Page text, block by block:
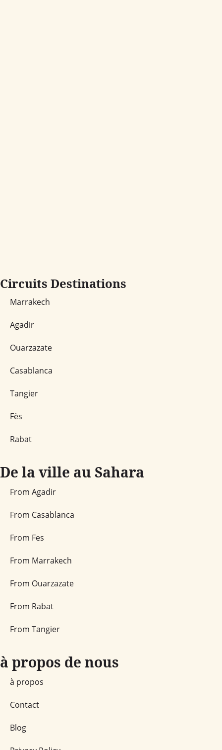
Circuits Destinations
Marrakech
Agadir
Ouarzazate
Casablanca
Tangier
Fès
Rabat
De la ville au Sahara
From Agadir
From Casablanca
From Fes
From Marrakech
From Ouarzazate
From Rabat
From Tangier
à propos de nous
à propos
Contact
Blog